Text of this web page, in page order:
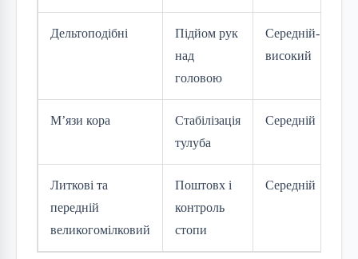
Дельтоподібні
Підйом рук
над
головою
Середній-
високий
М’язи кора
Стабілізація
тулуба
Середній
Литкові та
передній
великогомілковий
Поштовх і
контроль
стопи
Середній